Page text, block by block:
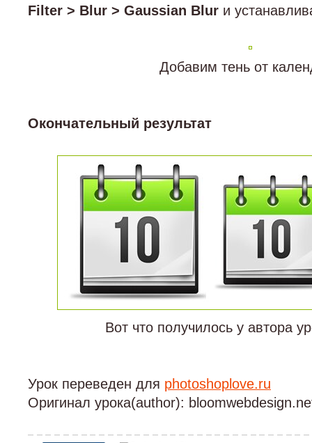
Filter > Blur > Gaussian Blur и
Добавим тень от
Окончательный результат
Вот что получилось у автора
Урок переведен для photoshoplove.ru
Оригинал урока(author):